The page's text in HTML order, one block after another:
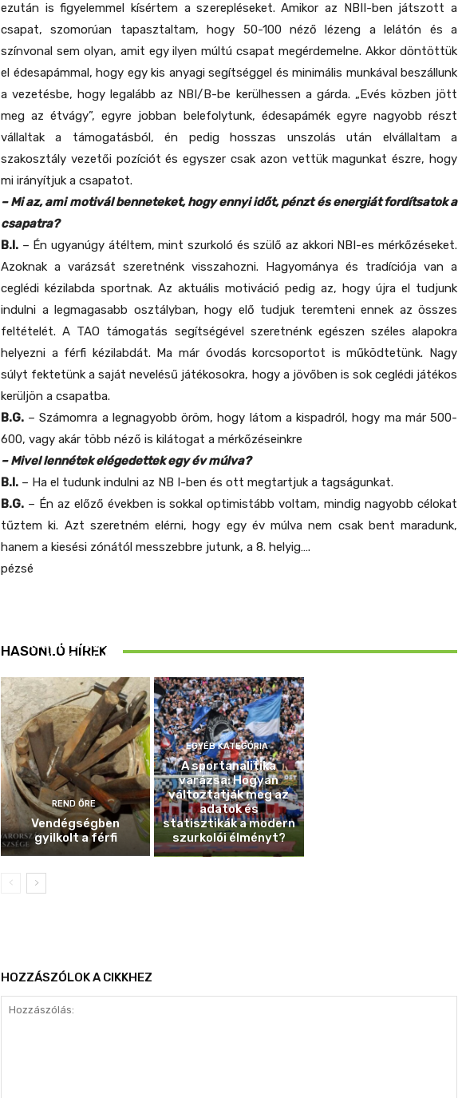
ezután is figyelemmel kísértem a szerepléseket. Amikor az NBII-ben játszott a
csapat, szomorúan tapasztaltam, hogy 50-100 néző lézeng a lelátón és a
színvonal sem olyan, amit egy ilyen múltú csapat megérdemelne. Akkor döntöttük
el édesapámmal, hogy egy kis anyagi segítséggel és minimális munkával beszállunk
a vezetésbe, hogy legalább az NBI/B-be kerülhessen a gárda. „Evés közben jött
meg az étvágy”, egyre jobban belefolytunk, édesapámék egyre nagyobb részt
vállaltak a támogatásból, én pedig hosszas unszolás után elvállaltam a
szakosztály vezetői pozíciót és egyszer csak azon vettük magunkat észre, hogy
mi irányítjuk a csapatot.
– Mi az, ami motivál benneteket, hogy ennyi időt, pénzt és energiát fordítsatok a
csapatra?
B.I. – Én ugyanúgy átéltem, mint szurkoló és szülő az akkori NBI-es mérkőzéseket.
Azoknak a varázsát szeretnénk visszahozni. Hagyománya és tradíciója van a
ceglédi kézilabda sportnak. Az aktuális motiváció pedig az, hogy újra el tudjunk
indulni a legmagasabb osztályban, hogy elő tudjuk teremteni ennek az összes
feltételét. A TAO támogatás segítségével szeretnénk egészen széles alapokra
helyezni a férfi kézilabdát. Ma már óvodás korcsoportot is működtetünk. Nagy
súlyt fektetünk a saját nevelésű játékosokra, hogy a jövőben is sok ceglédi játékos
kerüljön a csapatba.
B.G. – Számomra a legnagyobb öröm, hogy látom a kispadról, hogy ma már 500-
600, vagy akár több néző is kilátogat a mérkőzéseinkre
– Mivel lennétek elégedettek egy év múlva?
B.I. – Ha el tudunk indulni az NB I-ben és ott megtartjuk a tagságunkat.
B.G. – Én az előző években is sokkal optimistább voltam, mindig nagyobb célokat
tűztem ki. Azt szeretném elérni, hogy egy év múlva nem csak bent maradunk,
hanem a kiesési zónától messzebbre jutunk, a 8. helyig….
pézsé
HASONLÓ HÍREK
Idén is közösen
ellenőriztek
REND ŐRE
Vendégségben
gyilkolt a férfi
EGYÉB KATEGÓRIA
A sportanalitika
varázsa: Hogyan
változtatják meg az
adatok és
statisztikák a modern
szurkolói élményt?
HOZZÁSZÓLOK A CIKKHEZ